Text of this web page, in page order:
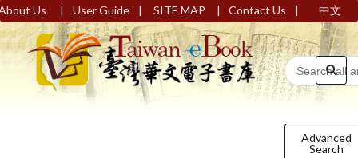
Us | User Guide | SITE MAP | Contact Us | 中文
Advanced
Search